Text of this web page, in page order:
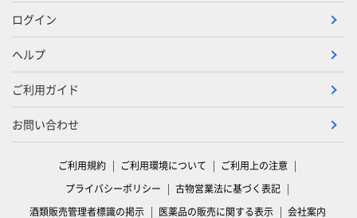
ログイン
ヘルプ
ご利用ガイド
お問い合わせ
ご利用規約 ご利用環境について
ご利用上の注意
プライバシーポリシー
古物営業法に基づく表記
酒類販売管理者標識の掲示
医薬品の販売に関する表示 会社案内